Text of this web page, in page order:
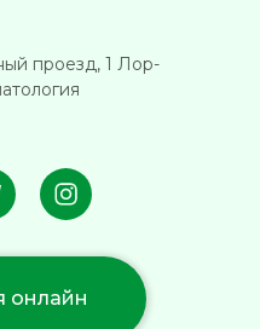
проезд, 1 Лор-
онлайн